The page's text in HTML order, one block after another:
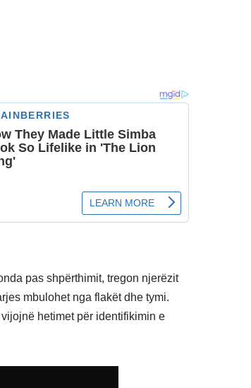
pas shpërthimit, tregon njerëzit
mbulohet nga flakët dhe tymi.
hetimet për identifikimin e